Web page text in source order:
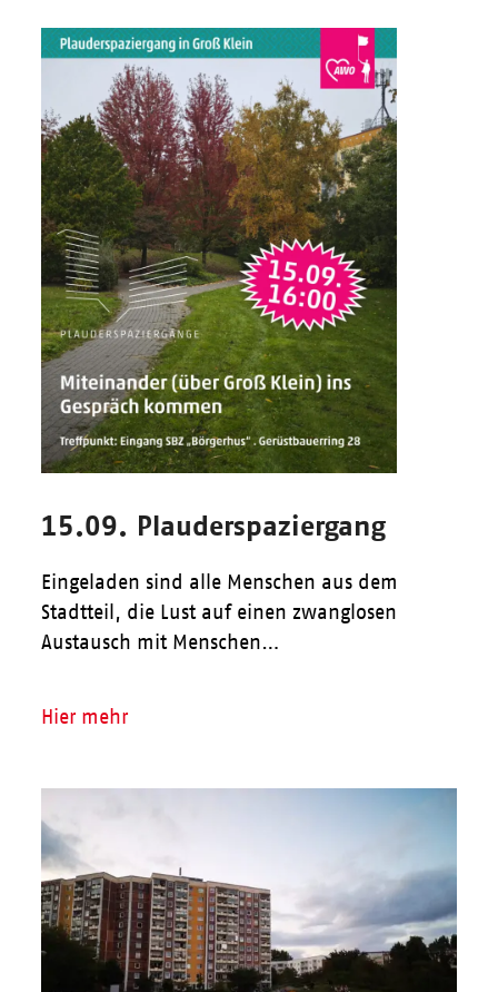
15.09. Plauderspaziergang
Eingeladen sind alle Menschen aus dem
Stadtteil, die Lust auf einen zwanglosen
Austausch mit Menschen…
Hier mehr